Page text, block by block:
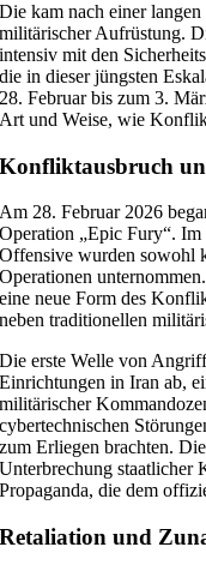
Die kam nach einer
militärischer Aufrüstung.
intensiv mit den
die in dieser jüngsten
28. Februar bis zum 3.
Art und Weise, wie
Konfliktausbruch
Am 28. Februar 2026
Operation „Epic Fury“.
Offensive wurden sowohl
Operationen
eine neue Form des
neben traditionellen
Die erste Welle von
Einrichtungen in Iran ab,
militärischer
cybertechnischen
zum Erliegen brachten.
Unterbrechung staatlicher
Propaganda, die dem
Retaliation und